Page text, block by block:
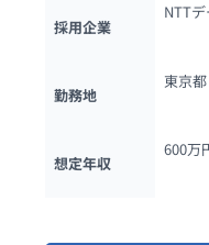
採用企業
NTT
勤務地
東京都
想定年収
600万